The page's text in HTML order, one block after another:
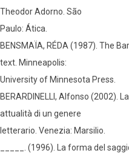
Theodor Adorno. São
Paulo: Ática.
BENSMAÏA, RÉDA (1987). The
text. Minneapolis:
University of Minnesota Press.
BERARDINELLI, Alfonso (2002).
attualità di un genere
letterario. Venezia: Marsilio.
_____. (1996). La forma del